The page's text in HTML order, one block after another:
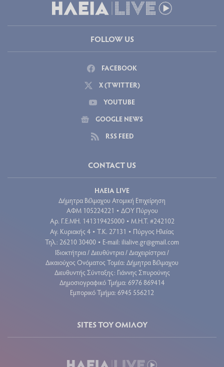
FOLLOW US
FACEBOOK
X (TWITTER)
YOUTUBE
GOOGLE NEWS
RSS FEED
CONTACT US
ΗΛΕΙΑ LIVE
Δήμητρα Βέλμαχου Ατομική Επιχείρηση
ΑΦΜ 105224221 • ΔΟΥ Πύργου
Aρ. Γ.Ε.ΜΗ. 141319425000 • Μ.Η.Τ. #242102
Αγ. Κυριακής 4 • Τ.Κ. 27131 • Πύργος Ηλείας
Τηλ.: 26210 30400 • E-mail: ilialive.gr@gmail.com
Ιδιοκτήτρια / Διευθύντρια / Διαχειρίστρια /
Δικαιούχος Ονόματος Τομέα: Δήμητρα Βέλμαχου
Διευθυντής Σύνταξης: Γιάννης Σπυρούνης
Δημοσιογραφικό Τμήμα: 6976 869414
Εμπορικό Τμήμα: 6945 556212
SITES ΤΟΥ ΟΜΙΛΟΥ